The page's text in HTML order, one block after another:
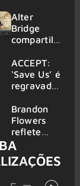
Searcher”
Alter
Bridge
compartilh
vivo de
“Fortress”
gravada
am Ring
2026
ACCEPT:
‘Save Us’ é
regravada
membros
do GHOST
e KORN
Brandon
Flowers
reflete
sobre o
futuro e
levanta